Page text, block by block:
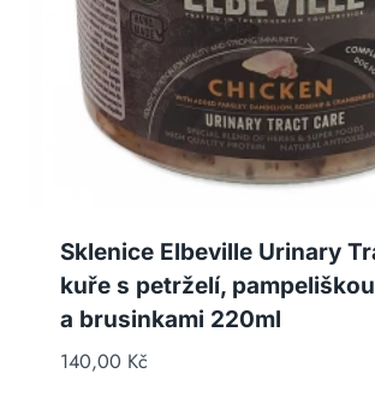
Sklenice Elbeville Urinary
kuře s petrželí,
a brusinkami 220ml
140,00 Kč